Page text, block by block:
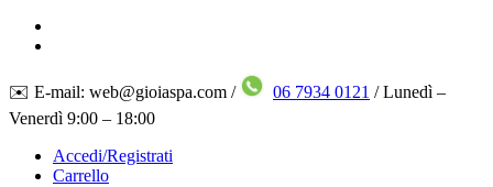
✉️ E-mail: web@gioiaspa.com / 06 7934 0121 / Lunedì –
Venerdì 9:00 – 18:00
Accedi/Registrati
Carrello